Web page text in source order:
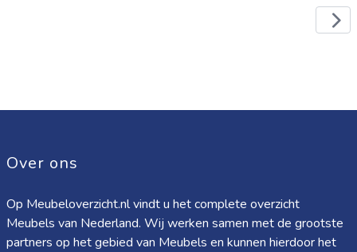
Over ons
Op Meubeloverzicht.nl vindt u het complete overzicht
Meubels van Nederland. Wij werken samen met de grootste
partners op het gebied van Meubels en kunnen hierdoor het